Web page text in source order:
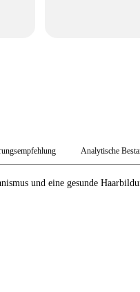
Analytische
und eine gesunde